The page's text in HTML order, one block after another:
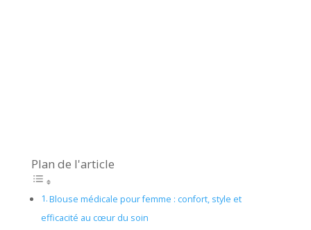
Plan de l'article
Blouse médicale pour femme : confort, style et
efficacité au cœur du soin